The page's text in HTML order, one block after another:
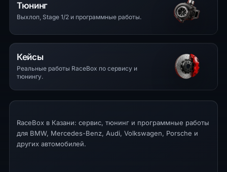
Тюнинг
Выхлоп, Stage 1/2 и программные работы.
Кейсы
Реальные работы RaceBox по сервису и
тюнингу.
RaceBox в Казани: сервис, тюнинг и программные работы
для BMW, Mercedes-Benz, Audi, Volkswagen, Porsche и
других автомобилей.